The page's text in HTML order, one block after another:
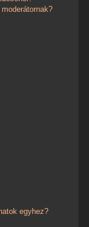
egyhez?